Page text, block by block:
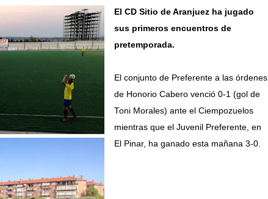
El CD Sitio de Aranjuez ha jugado
sus primeros encuentros de
pretemporada.
El conjunto de Preferente a las órdenes
de Honorio Cabero venció 0-1 (gol de
Toni Morales) ante el Ciempozuelos
mientras que el Juvenil Preferente, en
El Pinar, ha ganado esta mañana 3-0.